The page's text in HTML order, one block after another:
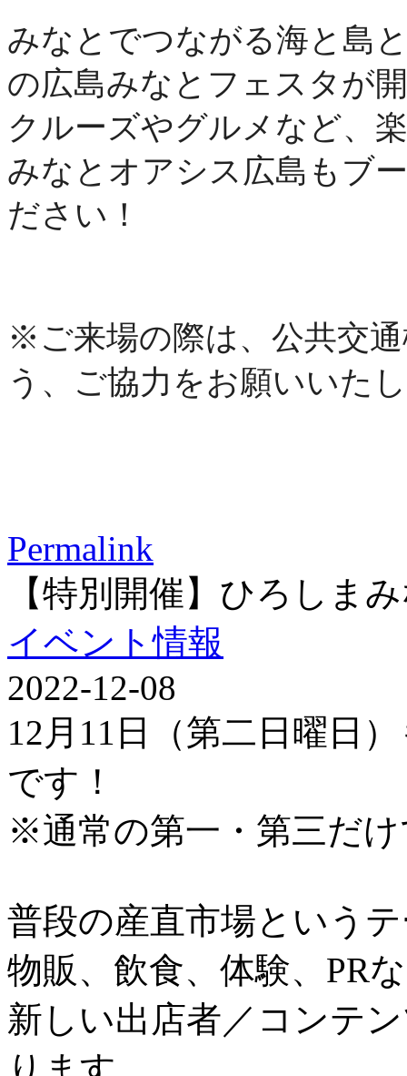
みなとでつながる海と島
の広島みなとフェスタが
クルーズやグルメなど、
みなとオアシス広島もブ
ださい！
※ご来場の際は、公共交
う、 ご協力をお願いいた
Permalink
【特別開催】ひろしま
イベント情報
2022-12-08
12月11日（第二日曜日
です！
※通常の第一・第三だ
普段の産直市場という
物販、飲食、体験、PR
新しい出店者／コンテ